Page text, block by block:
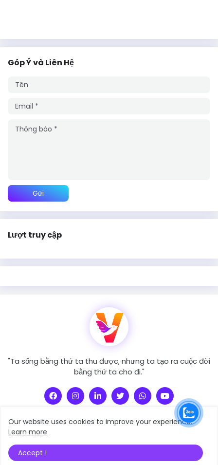
Góp Ý và Liên Hệ
Lượt truy cập
"Ta sống bằng thứ ta thu được, nhưng ta tạo ra cuộc đời
bằng thứ ta cho đi."
Copyright © 2021 -
Our website uses cookies to improve your experience.
Learn more
Accept !